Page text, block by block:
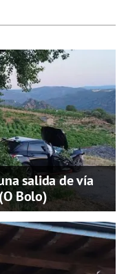
salida de vía
Bolo)